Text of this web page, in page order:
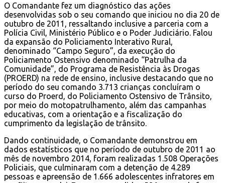
O Comandante fez um diagnóstico das ações
desenvolvidas sob o seu comando que iniciou no dia 20 de
outubro de 2011, ressaltando inclusive a parceria com a
Polícia Civil, Ministério Público e o Poder Judiciário. Falou
da expansão do Policiamento Interativo Rural,
denominado “Campo Seguro”, da execução do
Policiamento Ostensivo denominado “Patrulha da
Comunidade”, do Programa de Resistência às Drogas
(PROERD) na rede de ensino, inclusive destacando que no
período do seu comando 3.713 crianças concluíram o
curso do Proerd, do Policiamento Ostensivo de Trânsito,
por meio do motopatrulhamento, além das campanhas
educativas, com a orientação e a fiscalização do
cumprimento da legislação de trânsito.
Dando continuidade, o Comandante demonstrou em
dados estatísticos que no período de outubro de 2011 ao
mês de novembro 2014, foram realizadas 1.508 Operações
Policiais, que culminaram com a detenção de 4.289
pessoas e apreensão de 1.666 adolescentes infratores em